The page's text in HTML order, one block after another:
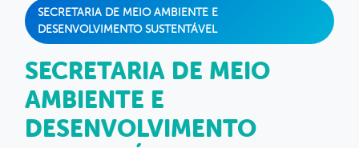
SECRETARIA DE MEIO AMBIENTE E
DESENVOLVIMENTO SUSTENTÁVEL
SECRETARIA DE MEIO
AMBIENTE E
DESENVOLVIMENTO